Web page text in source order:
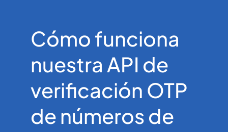
Cómo funciona
nuestra API de
verificación OTP
de números de